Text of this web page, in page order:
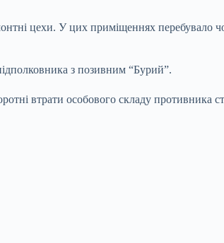
цехи. У цих приміщеннях перебувало
з позивним “Бурий”.
втрати особового складу противника